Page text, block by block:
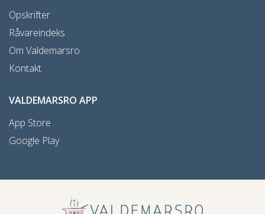
Opskrifter
Råvareindeks
Om Valdemarsro
Kontakt
VALDEMARSRO APP
App Store
Google Play